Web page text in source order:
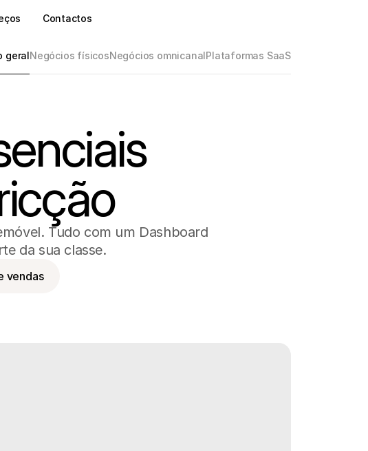
geralNegócios físicosNegócios omnicanalPlataformas SaaS
Tudo com um Dashboard
da sua classe.
vendas
Contactos